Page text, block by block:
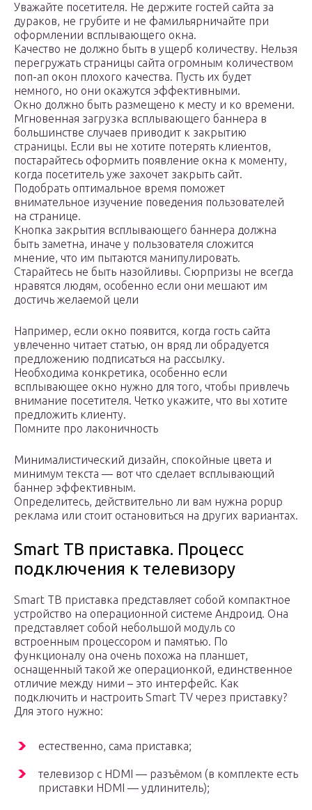
Уважайте посетителя. Не держите гостей сайта за
дураков, не грубите и не фамильярничайте при
оформлении всплывающего окна.
Качество не должно быть в ущерб количеству. Нельзя
перегружать страницы сайта огромным количеством
поп-ап окон плохого качества. Пусть их будет
немного, но они окажутся эффективными.
Окно должно быть размещено к месту и ко времени.
Мгновенная загрузка всплывающего баннера в
большинстве случаев приводит к закрытию
страницы. Если вы не хотите потерять клиентов,
постарайтесь оформить появление окна к моменту,
когда посетитель уже захочет закрыть сайт.
Подобрать оптимальное время поможет
внимательное изучение поведения пользователей
на странице.
Кнопка закрытия всплывающего баннера должна
быть заметна, иначе у пользователя сложится
мнение, что им пытаются манипулировать.
Старайтесь не быть назойливы. Сюрпризы не всегда
нравятся людям, особенно если они мешают им
достичь желаемой цели
Например, если окно появится, когда гость сайта
увлеченно читает статью, он вряд ли обрадуется
предложению подписаться на рассылку.
Необходима конкретика, особенно если
всплывающее окно нужно для того, чтобы привлечь
внимание посетителя. Четко укажите, что вы хотите
предложить клиенту.
Помните про лаконичность
Минималистический дизайн, спокойные цвета и
минимум текста — вот что сделает всплывающий
баннер эффективным.
Определитесь, действительно ли вам нужна popup
реклама или стоит остановиться на других вариантах.
Smart ТВ приставка. Процесс
подключения к телевизору
Smart ТВ приставка представляет собой компактное
устройство на операционной системе Андроид. Она
представляет собой небольшой модуль со
встроенным процессором и памятью. По
функционалу она очень похожа на планшет,
оснащенный такой же операционкой, единственное
отличие между ними – это интерфейс. Как
подключить и настроить Smart TV через приставку?
Для этого нужно:
естественно, сама приставка;
телевизор с HDMI — разъёмом (в комплекте есть
приставки HDMI — удлинитель);